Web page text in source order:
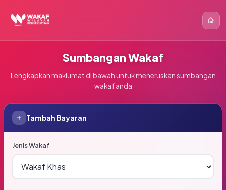
Sumbangan Wakaf
Lengkapkan maklumat di bawah untuk meneruskan sumbangan
wakaf anda
Tambah Bayaran
Jenis Wakaf